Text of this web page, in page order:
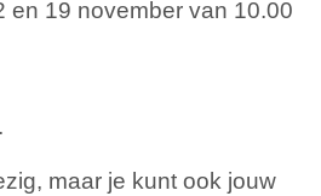
en 19 november van 10.00
maar je kunt ook jouw